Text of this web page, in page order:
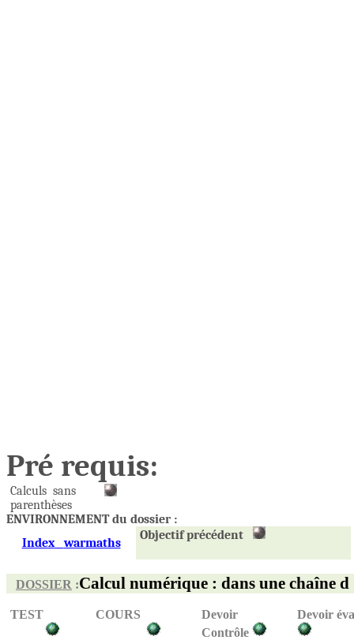
Pré requis:
Calculs sans
parenthèses
ENVIRONNEMENT du dossier :
Index
warmaths
Objectif précédent
DOSSIER :Calcul numérique : dans une chaîne
TEST COURS
Devoir
Contrôle
Devoir